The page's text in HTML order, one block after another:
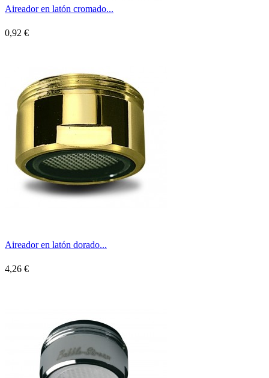
Aireador en latón cromado...
0,92 €
Aireador en latón dorado...
4,26 €